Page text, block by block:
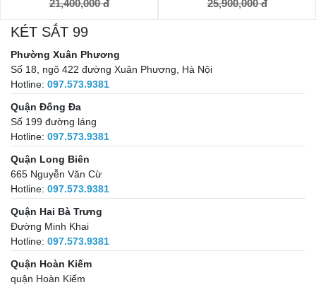
21,400,000 đ 25,900,000 đ
KÉT SẮT 99
Phường Xuân Phương
Số 18, ngõ 422 đường Xuân Phương, Hà Nội
Hotline: 097.573.9381
Quận Đống Đa
Số 199 đường láng
Hotline: 097.573.9381
Quận Long Biên
665 Nguyễn Văn Cừ
Hotline: 097.573.9381
Quận Hai Bà Trưng
Đường Minh Khai
Hotline: 097.573.9381
Quận Hoàn Kiếm
quận Hoàn Kiếm